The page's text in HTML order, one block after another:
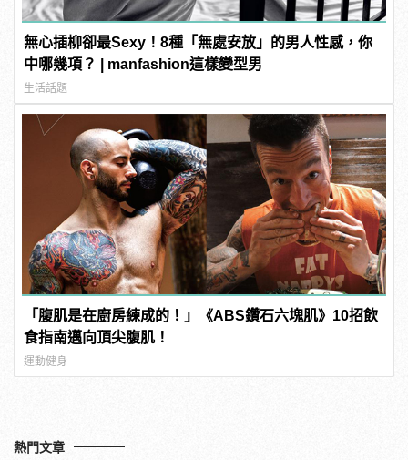
無心插柳卻最Sexy！8種「無處安放」的男人性感，你
中哪幾項？ | manfashion這樣變型男
生活話題
「腹肌是在廚房練成的！」《ABS鑽石六塊肌》10招飲
食指南邁向頂尖腹肌！
運動健身
熱門文章